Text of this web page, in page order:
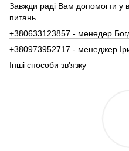
Завжди раді Вам допомогти у
питань.
+380633123857 - менедер
+380973952717 - менеджер
Інші способи зв'язку